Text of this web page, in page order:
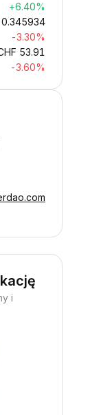
+6.40%
0.345934
-3.30%
53.91
-3.60%
i